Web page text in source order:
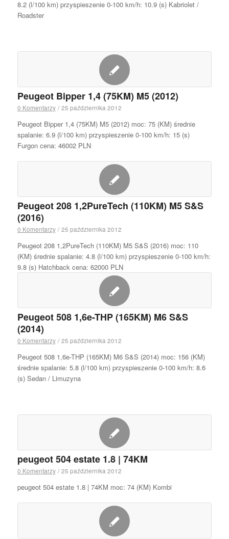
8.2 (l/100 km) przyspieszenie 0-100 km/h: 10.9 (s) Kabriolet /
Roadster
Peugeot Bipper 1,4 (75KM) M5 (2012)
0 Komentarzy / 25 października 2012
Peugeot Bipper 1,4 (75KM) M5 (2012) moc: 75 (KM) średnie
spalanie: 6.9 (l/100 km) przyspieszenie 0-100 km/h: 15 (s)
Furgon cena: 46002 PLN
Peugeot 208 1,2PureTech (110KM) M5 S&S
(2016)
0 Komentarzy / 25 października 2012
Peugeot 208 1,2PureTech (110KM) M5 S&S (2016) moc: 110
(KM) średnie spalanie: 4.8 (l/100 km) przyspieszenie 0-100 km/h:
9.8 (s) Hatchback cena: 62000 PLN
Peugeot 508 1,6e-THP (165KM) M6 S&S
(2014)
0 Komentarzy / 25 października 2012
Peugeot 508 1,6e-THP (165KM) M6 S&S (2014) moc: 156 (KM)
średnie spalanie: 5.8 (l/100 km) przyspieszenie 0-100 km/h: 8.6
(s) Sedan / Limuzyna
peugeot 504 estate 1.8 | 74KM
0 Komentarzy / 25 października 2012
peugeot 504 estate 1.8 | 74KM moc: 74 (KM) Kombi